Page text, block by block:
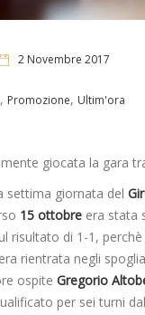
2 Novembre 2017
, Promozione, Ultim'ora
giocata la gara
settima giornata del
15 ottobre era stata
risultato di 1-1,
era rientrata negli
ospite Gregorio
per sei turni dal